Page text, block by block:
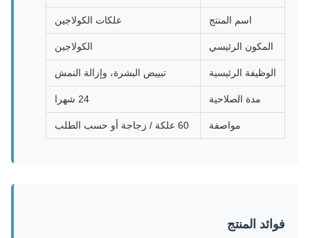
اسم المنتج علكات الكولاجين
المكون الرئيسي الكولاجين
الوظيفة الرئيسية تبييض البشرة، وإزالة النمش
مدة الصلاحية 24 شهرا
مواصفة 60 علكة / زجاجة أو حسب الطلب
فوائد المنتج